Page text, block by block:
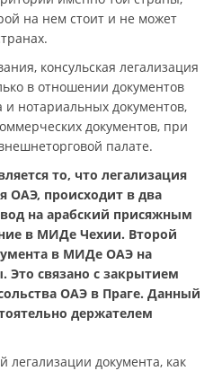
на нем стоит и не может
консульская легализация
в отношении документов
и нотариальных документов,
документов, при
палате.
то, что легализация
ОАЭ, происходит в два
на арабский присяжным
в МИДе Чехии. Второй
в МИДе ОАЭ на
Это связано с закрытием
ОАЭ в Праге. Данный
держателем
легализации документа, как